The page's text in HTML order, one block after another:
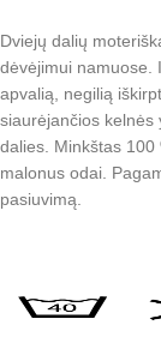
Dviejų dalių
dėvėjimui namuose.
apvalią, negilią
siaurėjančios kelnės
dalies. Minkštas
malonus odai.
pasiuvimą.